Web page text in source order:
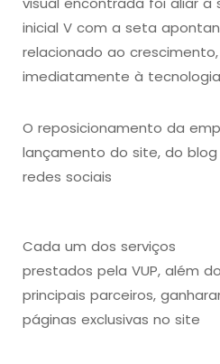
inicial V com a seta
relacionado ao
imediatamente à tecnologia
O reposicionamento da
lançamento do site, do
redes sociais
Cada um dos serviços
prestados pela VUP, além
principais parceiros,
páginas exclusivas no site